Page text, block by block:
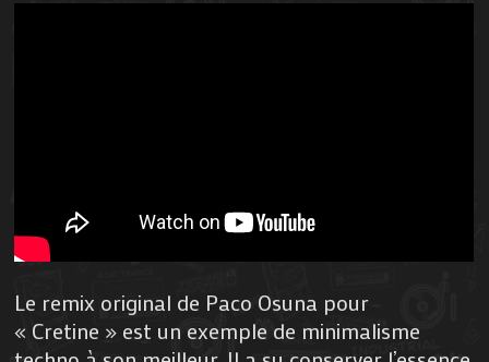
Le remix original de Paco Osuna pour
« Cretine » est un exemple de minimalisme